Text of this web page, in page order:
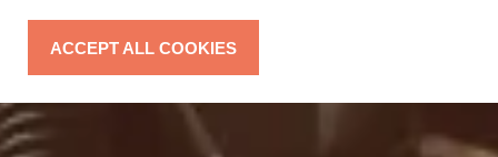
ACCEPT ALL COOKIES